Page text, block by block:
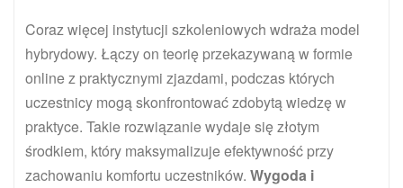
Coraz więcej instytucji szkoleniowych wdraża model
hybrydowy. Łączy on teorię przekazywaną w formie
online z praktycznymi zjazdami, podczas których
uczestnicy mogą skonfrontować zdobytą wiedzę w
praktyce. Takie rozwiązanie wydaje się złotym
środkiem, który maksymalizuje efektywność przy
zachowaniu komfortu uczestników. Wygoda i